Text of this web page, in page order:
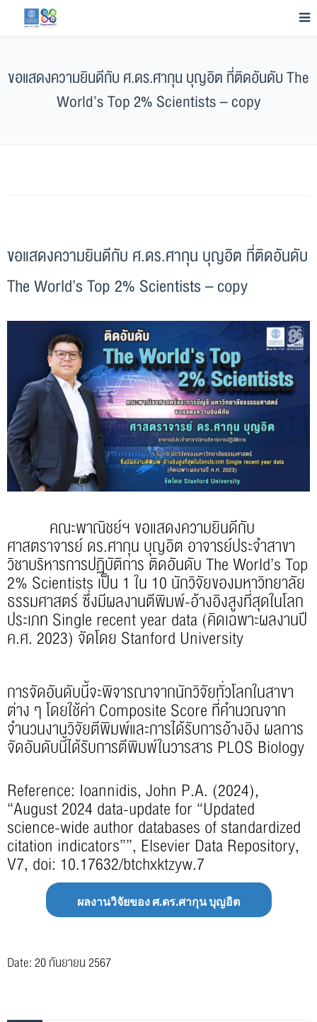
ขอแสดงความยินดีกับ ศ.ดร.ศากุน บุญอิต ที่ติดอันดับ The
World’s Top 2% Scientists – copy
ขอแสดงความยินดีกับ ศ.ดร.ศากุน บุญอิต ที่ติดอันดับ
The World’s Top 2% Scientists – copy
คณะพาณิชย์ฯ ขอแสดงความยินดีกับ
ศาสตราจารย์ ดร.ศากุน บุญอิต อาจารย์ประจำสาขา
วิชาบริหารการปฏิบัติการ ติดอันดับ The World’s Top
2% Scientists เป็น 1 ใน 10 นักวิจัยของมหาวิทยาลัย
ธรรมศาสตร์ ซึ่งมีผลงานตีพิมพ์-อ้างอิงสูงที่สุดในโลก
ประเภท Single recent year data (คิดเฉพาะผลงานปี
ค.ศ. 2023) จัดโดย Stanford University
การจัดอันดับนี้จะพิจารณาจากนักวิจัยทั่วโลกในสาขา
ต่าง ๆ โดยใช้ค่า Composite Score ที่คำนวณจาก
จำนวนงานวิจัยตีพิมพ์และการได้รับการอ้างอิง ผลการ
จัดอันดับนี้ได้รับการตีพิมพ์ในวารสาร PLOS Biology
Reference: Ioannidis, John P.A. (2024),
“August 2024 data-update for “Updated
science-wide author databases of standardized
citation indicators””, Elsevier Data Repository,
V7, doi: 10.17632/btchxktzyw.7
ผลงานวิจัยของ ศ.ดร.ศากุน บุญอิต
Date: 20 กันยายน2567